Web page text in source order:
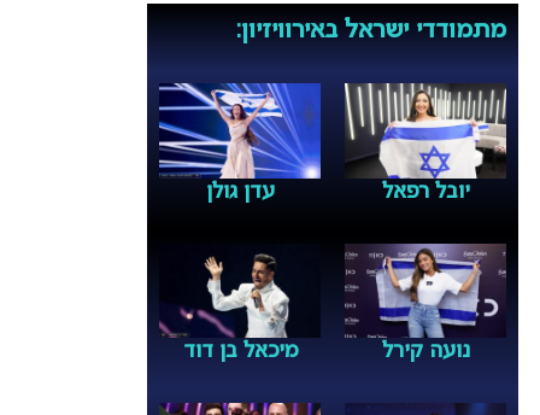
מתמודדי ישראל באירוויזיון:
יובל רפאל עדן גולן
נועה קירל מיכאל בן דוד